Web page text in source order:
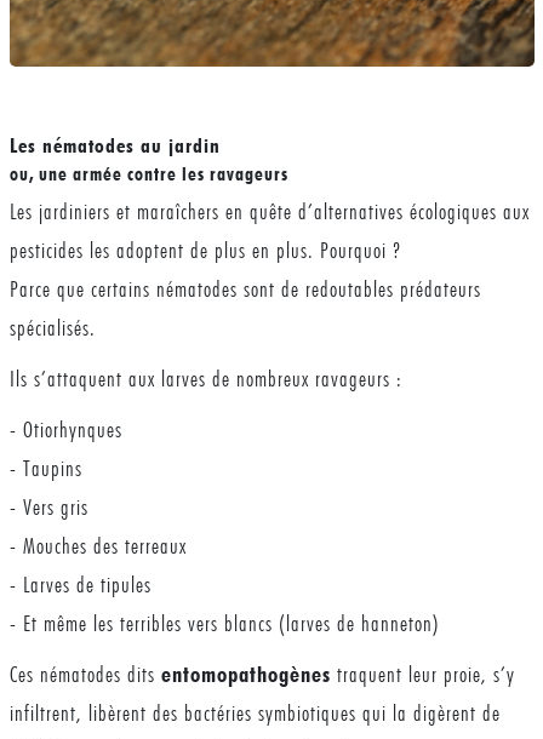
Les nématodes au jardin
ou, une armée contre les ravageurs
Les jardiniers et maraîchers en quête d’alternatives écologiques aux
pesticides les adoptent de plus en plus. Pourquoi ?
Parce que certains nématodes sont de redoutables prédateurs
spécialisés.
Ils s’attaquent aux larves de nombreux ravageurs :
- Otiorhynques
- Taupins
- Vers gris
- Mouches des terreaux
- Larves de tipules
- Et même les terribles vers blancs (larves de hanneton)
Ces nématodes dits entomopathogènes traquent leur proie, s’y
infiltrent, libèrent des bactéries symbiotiques qui la digèrent de